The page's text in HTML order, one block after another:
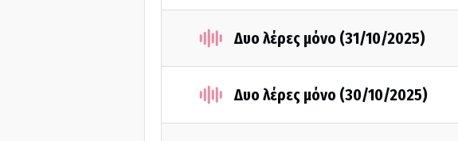
Δυο λέρες μόνο (31/10/2025)
Δυο λέρες μόνο (30/10/2025)